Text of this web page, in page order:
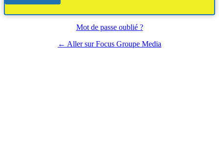
Mot de passe oublié ?
← Aller sur Focus Groupe Media